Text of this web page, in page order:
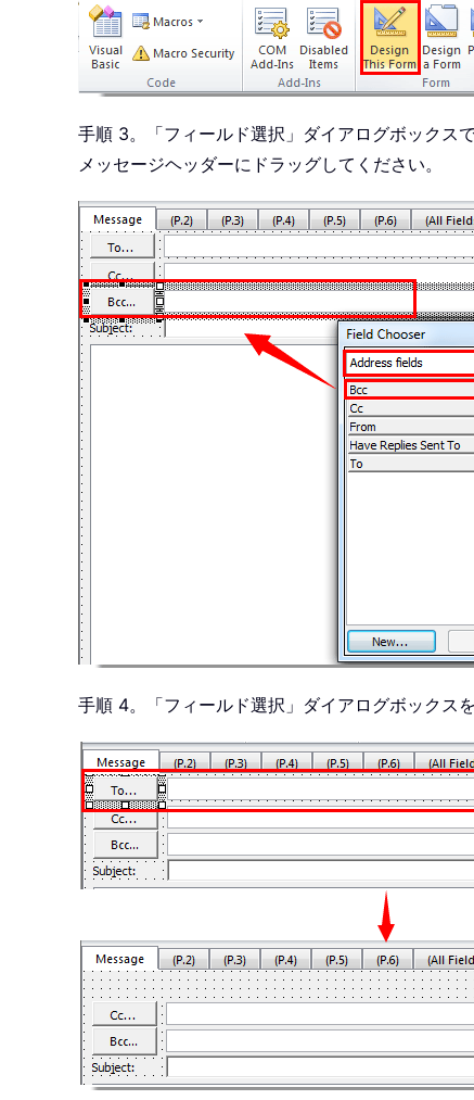
手順 3。「フィールド選択」ダイアログボックス
メッセージヘッダーにドラッグしてください。
手順 4。「フィールド選択」ダイアログボックス